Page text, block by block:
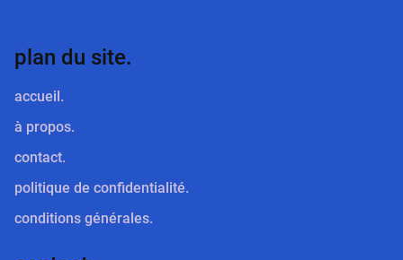
plan du site.
accueil.
à propos.
contact.
politique de confidentialité.
conditions générales.